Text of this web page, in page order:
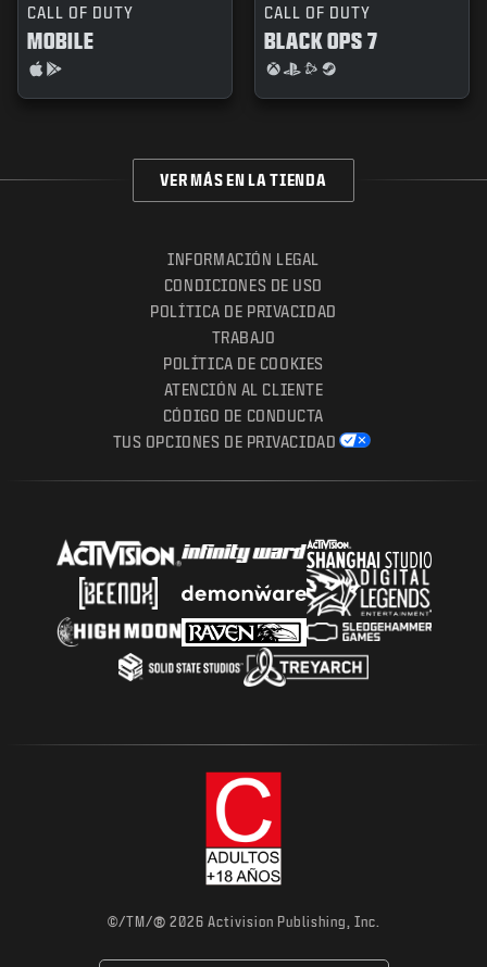
CALL OF DUTY
MOBILE
CALL OF DUTY
BLACK OPS 7
VER MÁS EN LA TIENDA
INFORMACIÓN LEGAL
CONDICIONES DE USO
POLÍTICA DE PRIVACIDAD
TRABAJO
POLÍTICA DE COOKIES
ATENCIÓN AL CLIENTE
CÓDIGO DE CONDUCTA
TUS OPCIONES DE PRIVACIDAD
©/TM/® 2026 Activision Publishing, Inc.